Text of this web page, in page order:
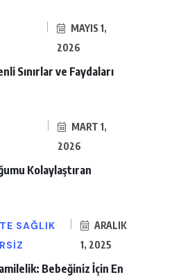
MAYIS 1,
2026
Sınırlar ve Faydaları
MART 1,
2026
Kolaylaştıran
SAĞLIK
ARALIK
1, 2025
Bebeğiniz İçin En